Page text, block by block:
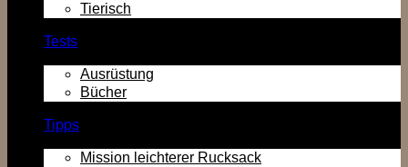
Tierisch
Tests
Ausrüstung
Bücher
Tipps
Mission leichterer Rucksack